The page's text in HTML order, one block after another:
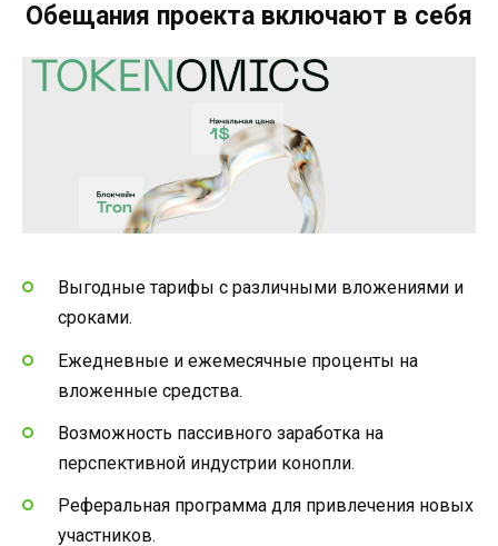
Обещания проекта включают в себя
Выгодные тарифы с различными вложениями и
сроками.
Ежедневные и ежемесячные проценты на
вложенные средства.
Возможность пассивного заработка на
перспективной индустрии конопли.
Реферальная программа для привлечения новых
участников.